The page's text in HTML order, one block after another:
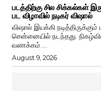
படத்திற்கு சில சிக்கல்கள்
பட விழாவில் நடிகர் விஷால்
விஷால் இயக்கி
சென்னையில் நடந்தது. நிகழ்வில் நடிகர் விஷால் பேசியதாவது, "அனைவருக்கும்
வணக்கம்....
August 9, 2026